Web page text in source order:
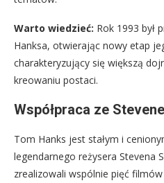
Warto wiedzieć: Rok 1993 był
Hanksa, otwierając nowy etap
charakteryzujący się większą
kreowaniu postaci.
Współpraca ze
Tom Hanks jest stałym i
legendarnego reżysera Stevena
zrealizowali wspólnie pięć